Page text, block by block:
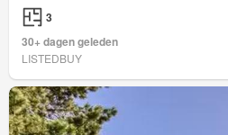
3
30+ dagen geleden
LISTEDBUY